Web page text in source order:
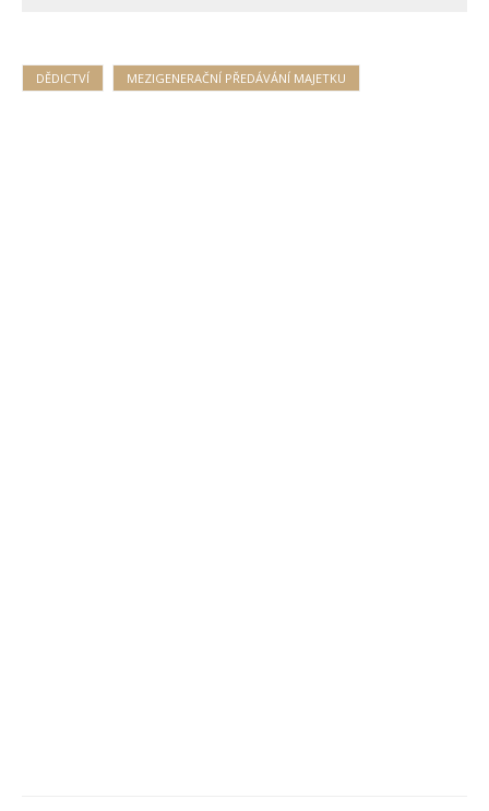
DĚDICTVÍ MEZIGENERAČNÍ PŘEDÁVÁNÍ MAJETKU